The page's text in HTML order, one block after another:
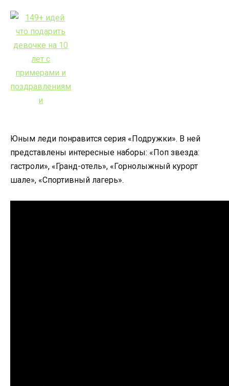
Юным леди понравится серия «Подружки». В ней
представлены интересные наборы: «Поп звезда:
гастроли», «Гранд-отель», «Горнолыжный курорт
шале», «Спортивный лагерь».